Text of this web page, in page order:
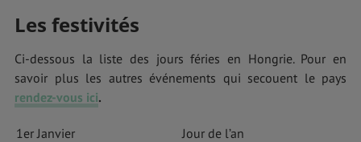
Les festivités
Ci-dessous la liste des jours féries en Hongrie. Pour en
savoir plus les autres événements qui secouent le pays
rendez-vous ici.
1er Janvier Jour de l’an